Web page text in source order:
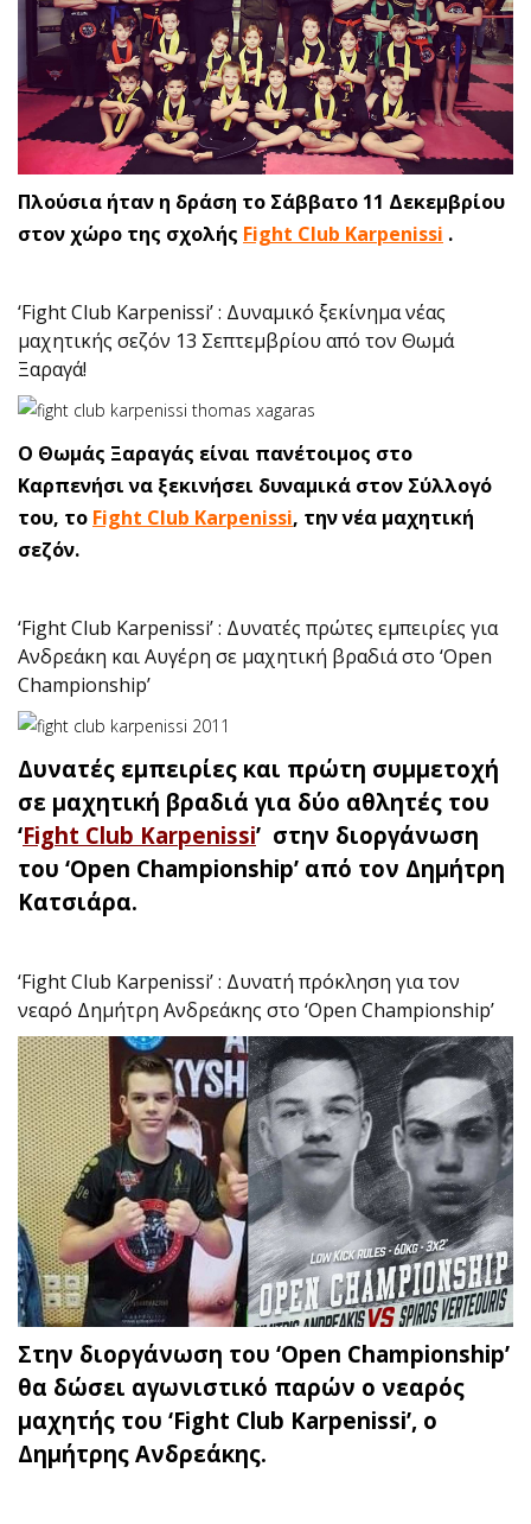
Πλούσια ήταν η δράση το Σάββατο 11 Δεκεμβρίου
στον χώρο της σχολής Fight Club Karpenissi .
‘Fight Club Karpenissi’ : Δυναμικό ξεκίνημα νέας
μαχητικής σεζόν 13 Σεπτεμβρίου από τον Θωμά
Ξαραγά!
O Θωμάς Ξαραγάς είναι πανέτοιμος στο
Καρπενήσι να ξεκινήσει δυναμικά στον Σύλλογό
του, το Fight Club Karpenissi, την νέα μαχητική
σεζόν.
‘Fight Club Karpenissi’ : Δυνατές πρώτες εμπειρίες για
Ανδρεάκη και Αυγέρη σε μαχητική βραδιά στο ‘Open
Championship’
Δυνατές εμπειρίες και πρώτη συμμετοχή
σε μαχητική βραδιά για δύο αθλητές του
‘Fight Club Karpenissi’ στην διοργάνωση
του ‘Open Championship’ από τον Δημήτρη
Κατσιάρα.
‘Fight Club Karpenissi’ : Δυνατή πρόκληση για τον
νεαρό Δημήτρη Ανδρεάκης στο ‘Open Championship’
Στην διοργάνωση του ‘Open Championship’
θα δώσει αγωνιστικό παρών ο νεαρός
μαχητής του ‘Fight Club Karpenissi’, ο
Δημήτρης Ανδρεάκης.